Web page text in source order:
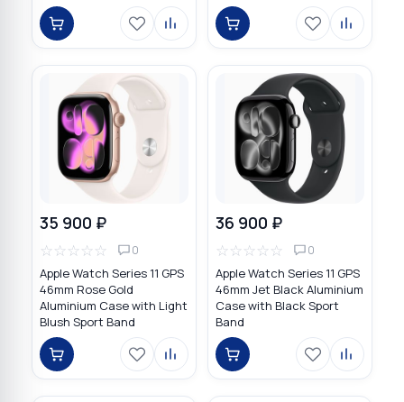
35 900 ₽
☆☆☆☆☆ 0
Apple Watch Series 11 GPS
46mm Rose Gold
Aluminium Case with Light
Blush Sport Band
36 900 ₽
☆☆☆☆☆ 0
Apple Watch Series 11 GPS
46mm Jet Black Aluminium
Case with Black Sport
Band